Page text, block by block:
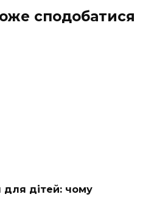
сподобатися
для дітей: чому